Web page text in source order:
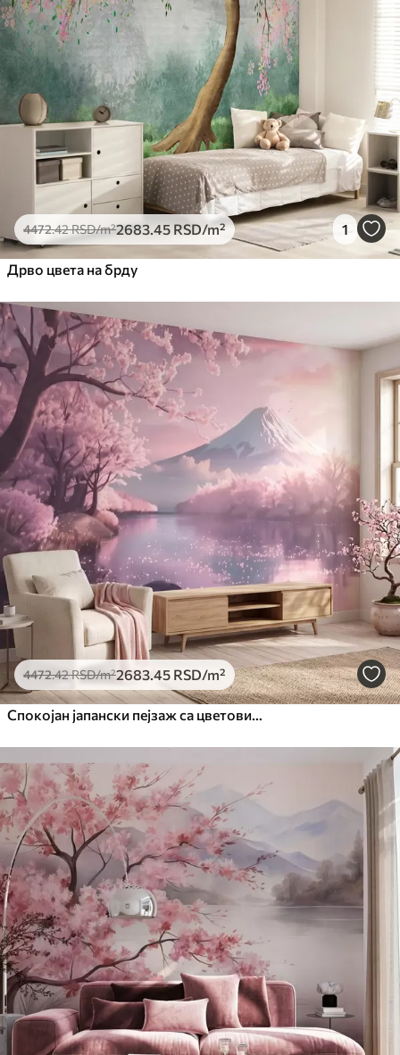
4472.42RSD/m²2683.45 RSD/m² 1
Дрво цвета на брду
4472.42RSD/m²2683.45 RSD/m²
Спокојан јапански пејзаж са цветовима трешње и планинским језером при изласку сунца